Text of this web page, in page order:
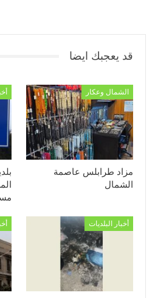
قد يعجبك ايضا
الشمال وعكار
مزاد طرابلس عاصمة
الشمال
أخبار البلديات